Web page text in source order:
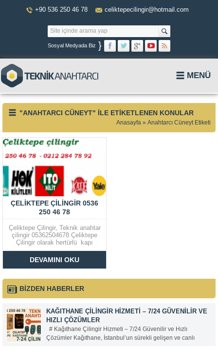
+90 536 250 46 78 celiktepecilingir@hotmail.com
Sosyal Medyada Biz }
MENÜ
"ANAHTARCI CÜNEYT" ILE ETIKETLENEN KONULAR
Anasayfa » Anahtarcı Cüneyt Etiketi
ÇELIKTEPE ÇILINGIR 0536
250 46 78
Çeliktepe Çilingir, Teknik anahtar
çilingir 05362504678 Çeliktepe
Çilingir olarak hertürlü kapı
,kasa , Oto açma işleri yapılır.
Alarm,bariyer, kepenk
kumandaları ve Elektronik geçiş
kartları kopyalanır. Yerli ve
avrupa anahtarlar… Kasa
anahtarı,oto ve motorsiklet
anahtarı yapılır. Çekmece dolap
kilitleri,asma kilitler,...
DEVAMINI OKU
BİZDEN HABERLER
KAĞITHANE ÇILINGIR HIZMETI – 7/24 GÜVENILIR VE
HIZLI ÇÖZÜMLER
# Kağıthane Çilingir Hizmeti – 7/24 Güvenilir ve Hızlı
Çözümler Kağıthane, İstanbul’un sürekli gelişen ve canlı